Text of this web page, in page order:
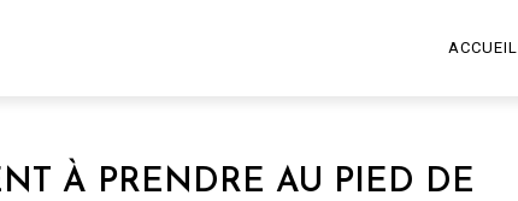
ACCUEIL
À PRENDRE AU PIED DE